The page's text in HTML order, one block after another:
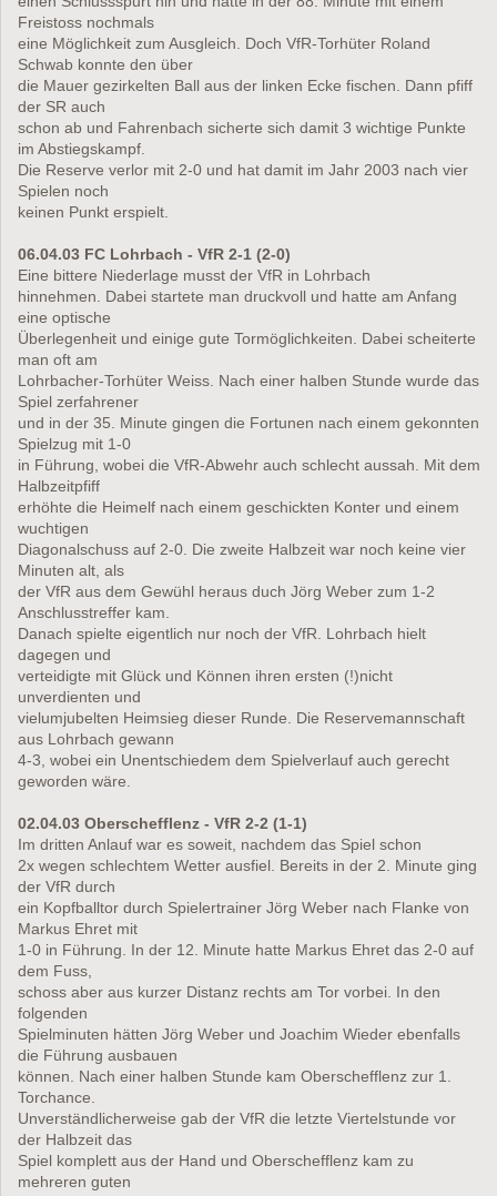
Freistoss nochmals
eine Möglichkeit zum Ausgleich. Doch VfR-Torhüter Roland
Schwab konnte den über
die Mauer gezirkelten Ball aus der linken Ecke fischen. Dann pfiff
der SR auch
schon ab und Fahrenbach sicherte sich damit 3 wichtige Punkte
im Abstiegskampf.
Die Reserve verlor mit 2-0 und hat damit im Jahr 2003 nach vier
Spielen noch
keinen Punkt erspielt.
06.04.03 FC Lohrbach - VfR 2-1 (2-0)
Eine bittere Niederlage musst der VfR in Lohrbach
hinnehmen. Dabei startete man druckvoll und hatte am Anfang
eine optische
Überlegenheit und einige gute Tormöglichkeiten. Dabei scheiterte
man oft am
Lohrbacher-Torhüter Weiss. Nach einer halben Stunde wurde das
Spiel zerfahrener
und in der 35. Minute gingen die Fortunen nach einem gekonnten
Spielzug mit 1-0
in Führung, wobei die VfR-Abwehr auch schlecht aussah. Mit dem
Halbzeitpfiff
erhöhte die Heimelf nach einem geschickten Konter und einem
wuchtigen
Diagonalschuss auf 2-0. Die zweite Halbzeit war noch keine vier
Minuten alt, als
der VfR aus dem Gewühl heraus duch Jörg Weber zum 1-2
Anschlusstreffer kam.
Danach spielte eigentlich nur noch der VfR. Lohrbach hielt
dagegen und
verteidigte mit Glück und Können ihren ersten (!)nicht
unverdienten und
vielumjubelten Heimsieg dieser Runde. Die Reservemannschaft
aus Lohrbach gewann
4-3, wobei ein Unentschiedem dem Spielverlauf auch gerecht
geworden wäre.
02.04.03 Oberschefflenz - VfR 2-2 (1-1)
Im dritten Anlauf war es soweit, nachdem das Spiel schon
2x wegen schlechtem Wetter ausfiel. Bereits in der 2. Minute ging
der VfR durch
ein Kopfballtor durch Spielertrainer Jörg Weber nach Flanke von
Markus Ehret mit
1-0 in Führung. In der 12. Minute hatte Markus Ehret das 2-0 auf
dem Fuss,
schoss aber aus kurzer Distanz rechts am Tor vorbei. In den
folgenden
Spielminuten hätten Jörg Weber und Joachim Wieder ebenfalls
die Führung ausbauen
können. Nach einer halben Stunde kam Oberschefflenz zur 1.
Torchance.
Unverständlicherweise gab der VfR die letzte Viertelstunde vor
der Halbzeit das
Spiel komplett aus der Hand und Oberschefflenz kam zu
mehreren guten